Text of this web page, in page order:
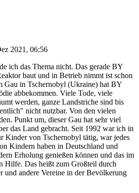
2021, 06:56
ich das Thema nicht. Das gerade BY
baut und in Betrieb nimmt ist schon
Gau in Tschernobyl (Ukraine) hat BY
abbekommen. Viele Tode, viele
werden, ganze Landstriche sind bis
nicht nutzbar. Von den vielen
Punkt um, dieser Gau hat sehr viel
das Land gebracht. Seit 1992 war ich in
Kinder von Tschernobyl tätig, war jedes
Kindern haben in Deutschland und
Erholung genießen können und das im
Hilfe. Das heißt zum Großteil durch
und andere Vereine in der Bevölkerung